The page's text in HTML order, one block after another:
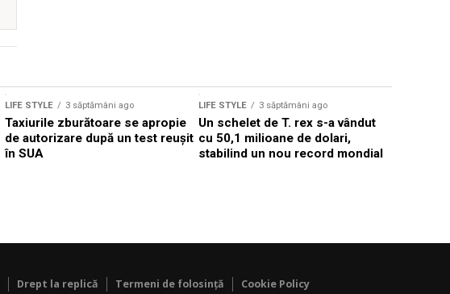
LIFE STYLE 3 săptămâni ago
Taxiurile zburătoare se apropie
de autorizare după un test reușit
în SUA
LIFE STYLE 3 săptămâni ago
Un schelet de T. rex s-a vândut
cu 50,1 milioane de dolari,
stabilind un nou record mondial
Drept la replică Termeni de folosință Cookie Policy